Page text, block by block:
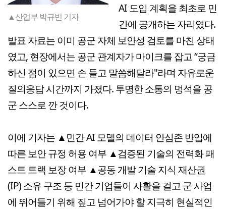
▲산업부 박규빈 기자
AI 도입 계획을 최초로 민
간에 공개하는 자리였다.
발표 자료는 이미 공군 자체 보안성 검토를 마친 상태
였고, 현장에서는 공군 관계자가 마이크를 잡고 “궁금
하신 점이 있으면 손 들고 말씀해달라"라며 자유로운
질의응답 시간까지 가졌다. 투명한 소통의 멍석을 공
군 스스로 깐 것이다.
이에 기자는 ▲민간 AI 모델의 데이터 안심존 반입에
따른 보안 규정 허용 여부 ▲검증된 기술의 전력화 패
스트 트랙 보장 여부 ▲공동 개발 기술 지식 재산권
(IP) 소유 구조 등 민간 기업들이 사활을 걸고 군 사업
에 뛰어들기 위해 짚고 넘어가야 할 지극히 현실적인